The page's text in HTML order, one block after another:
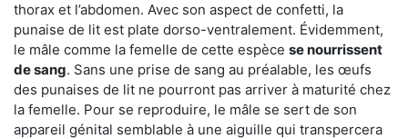
thorax et l’abdomen. Avec son aspect de confetti, la
punaise de lit est plate dorso-ventralement. Évidemment,
le mâle comme la femelle de cette espèce se nourrissent
de sang. Sans une prise de sang au préalable, les œufs
des punaises de lit ne pourront pas arriver à maturité chez
la femelle. Pour se reproduire, le mâle se sert de son
appareil génital semblable à une aiguille qui transpercera